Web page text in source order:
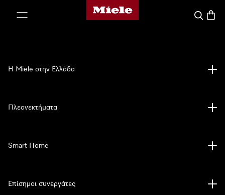
Αρχική σελίδα της Miele
Η Miele στην Ελλάδα
Πλεονεκτήματα
Smart Home
Επίσημοι συνεργάτες